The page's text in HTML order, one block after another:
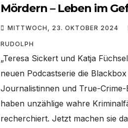
Mördern – Leben im
MITTWOCH, 23. OKTOBER 2024
RUDOLPH
„Teresa Sickert und Katja
neuen Podcastserie die Blackbox
Journalistinnen und True-
haben unzählige wahre
recherchiert. Jetzt machen sie